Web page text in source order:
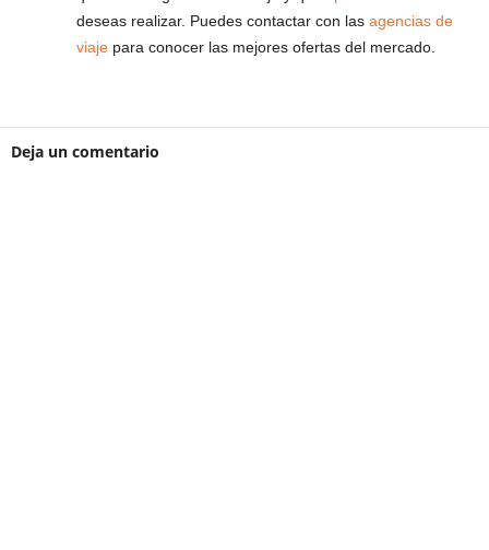
deseas realizar. Puedes contactar con las agencias de
viaje para conocer las mejores ofertas del mercado.
Deja un comentario